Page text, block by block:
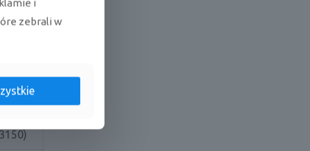
i
zebrali w